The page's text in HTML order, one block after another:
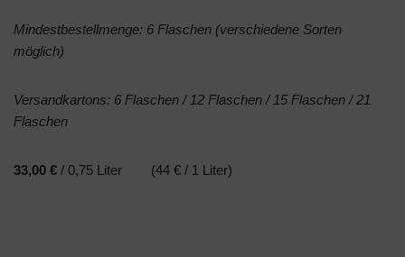
Mindestbestellmenge: 6 Flaschen (verschiedene Sorten
möglich)
Versandkartons: 6 Flaschen / 12 Flaschen / 15 Flaschen / 21
Flaschen
33,00 € / 0,75 Liter (44 € / 1 Liter)